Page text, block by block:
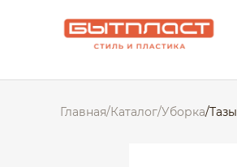
Главная/Каталог/Уборка/Тазы